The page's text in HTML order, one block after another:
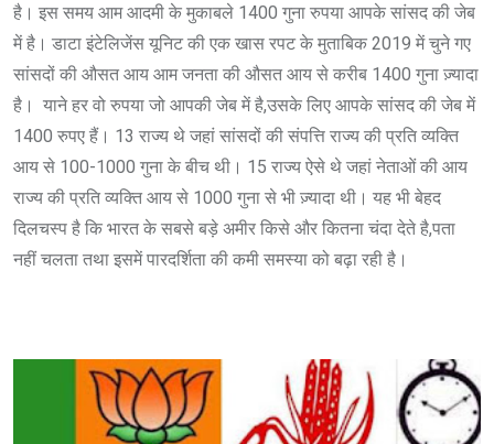
है। इस समय आम आदमी के मुकाबले 1400 गुना रुपया आपके सांसद की जेब
में है। डाटा इंटेलिजेंस यूनिट की एक खास रपट के मुताबिक 2019 में चुने गए
सांसदों की औसत आय आम जनता की औसत आय से करीब 1400 गुना ज़्यादा
है। याने हर वो रुपया जो आपकी जेब में है,उसके लिए आपके सांसद की जेब में
1400 रुपए हैं। 13 राज्य थे जहां सांसदों की संपत्ति राज्य की प्रति व्यक्ति
आय से 100-1000 गुना के बीच थी। 15 राज्य ऐसे थे जहां नेताओं की आय
राज्य की प्रति व्यक्ति आय से 1000 गुना से भी ज़्यादा थी। यह भी बेहद
दिलचस्प है कि भारत के सबसे बड़े अमीर किसे और कितना चंदा देते है,पता
नहीं चलता तथा इसमें पारदर्शिता की कमी समस्या को बढ़ा रही है।